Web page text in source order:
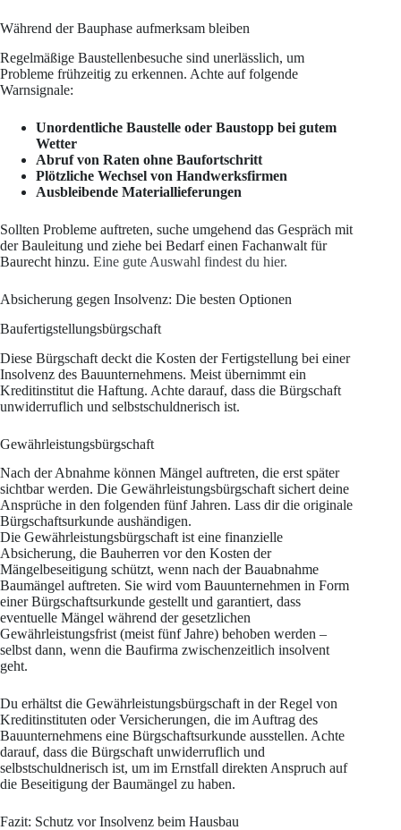
Während der Bauphase aufmerksam bleiben
Regelmäßige Baustellenbesuche sind unerlässlich, um
Probleme frühzeitig zu erkennen. Achte auf folgende
Warnsignale:
Unordentliche Baustelle oder Baustopp bei gutem
Wetter
Abruf von Raten ohne Baufortschritt
Plötzliche Wechsel von Handwerksfirmen
Ausbleibende Materiallieferungen
Sollten Probleme auftreten, suche umgehend das Gespräch mit
der Bauleitung und ziehe bei Bedarf einen Fachanwalt für
Baurecht hinzu. Eine gute Auswahl findest du hier.
Absicherung gegen Insolvenz: Die besten Optionen
Baufertigstellungsbürgschaft
Diese Bürgschaft deckt die Kosten der Fertigstellung bei einer
Insolvenz des Bauunternehmens. Meist übernimmt ein
Kreditinstitut die Haftung. Achte darauf, dass die Bürgschaft
unwiderruflich und selbstschuldnerisch ist.
Gewährleistungsbürgschaft
Nach der Abnahme können Mängel auftreten, die erst später
sichtbar werden. Die Gewährleistungsbürgschaft sichert deine
Ansprüche in den folgenden fünf Jahren. Lass dir die originale
Bürgschaftsurkunde aushändigen.
Die Gewährleistungsbürgschaft ist eine finanzielle
Absicherung, die Bauherren vor den Kosten der
Mängelbeseitigung schützt, wenn nach der Bauabnahme
Baumängel auftreten. Sie wird vom Bauunternehmen in Form
einer Bürgschaftsurkunde gestellt und garantiert, dass
eventuelle Mängel während der gesetzlichen
Gewährleistungsfrist (meist fünf Jahre) behoben werden –
selbst dann, wenn die Baufirma zwischenzeitlich insolvent
geht.
Du erhältst die Gewährleistungsbürgschaft in der Regel von
Kreditinstituten oder Versicherungen, die im Auftrag des
Bauunternehmens eine Bürgschaftsurkunde ausstellen. Achte
darauf, dass die Bürgschaft unwiderruflich und
selbstschuldnerisch ist, um im Ernstfall direkten Anspruch auf
die Beseitigung der Baumängel zu haben.
Fazit: Schutz vor Insolvenz beim Hausbau